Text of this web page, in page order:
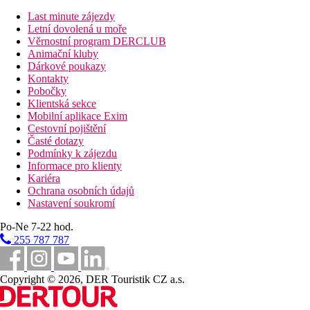
TV/sat.
Wi-Fi (zdarma)
minibar
trezor (zdarma)
set na přípravu kávy
koupelna/WC (vysoušeč vlasů)
balkón
Popis pláže
písčitá
lehátka a slunečníky za poplatek
Sportovní aktivity zdarma
venkovní bazén na střeše
stolní tenis
kulečník
vířivka
fitness
Sportovní aktivity za příplatek
sauna
pára
masáže
vodní sporty na pláži
Last minute zájezdy
Letní dovolená u moře
Věrnostní program DERCLUB
Animační kluby
Dárkové poukazy
Kontakty
Pobočky
Klientská sekce
Mobilní aplikace Exim
Cestovní pojištění
Časté dotazy
Podmínky k zájezdu
Informace pro klienty
Kariéra
Ochrana osobních údajů
Nastavení soukromí
Po-Ne 7-22 hod.
255 787 787
Copyright © 2026, DER Touristik CZ a.s.